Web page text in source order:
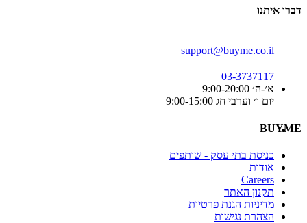
דברו איתנו
support@buyme.co.il
03-3737117
א׳-ה׳ 9:00-20:00
יום ו׳ וערבי חג 9:00-15:00
BUYME
כניסת בתי עסק - שותפים
אודות
Careers
תקנון האתר
מדיניות הגנת פרטיות
הצהרת נגישות